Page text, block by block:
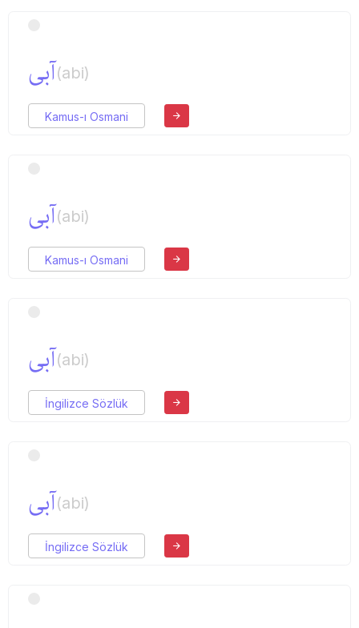
آبی(abi)
Kamus-ı Osmani
آبی(abi)
Kamus-ı Osmani
آبی(abi)
İngilizce Sözlük
آبی(abi)
İngilizce Sözlük